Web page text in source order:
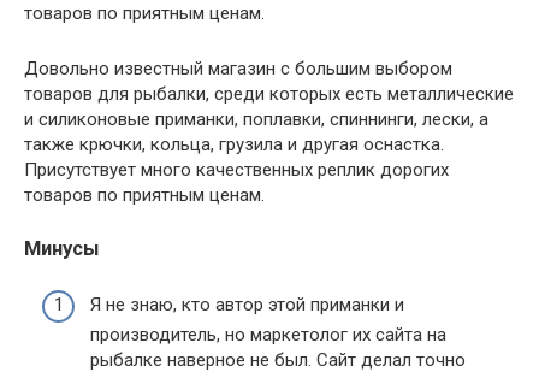
товаров по приятным ценам.
Довольно известный магазин с большим выбором
товаров для рыбалки, среди которых есть металлические
и силиконовые приманки, поплавки, спиннинги, лески, а
также крючки, кольца, грузила и другая оснастка.
Присутствует много качественных реплик дорогих
товаров по приятным ценам.
Минусы
Я не знаю, кто автор этой приманки и
производитель, но маркетолог их сайта на
рыбалке наверное не был. Сайт делал точно